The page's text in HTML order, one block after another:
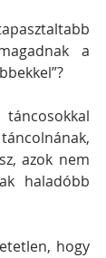
a
azok nem
haladóbb
hogy